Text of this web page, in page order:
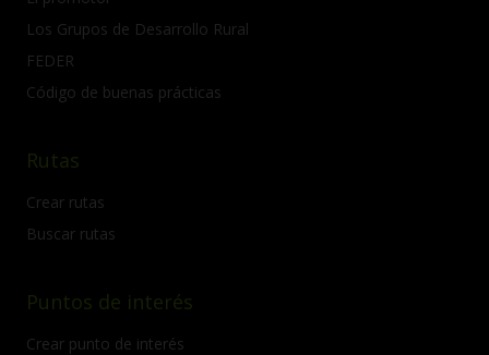
Los Grupos de Desarrollo Rural
FEDER
Código de buenas prácticas
Rutas
Crear rutas
Buscar rutas
Puntos de interés
Crear punto de interés